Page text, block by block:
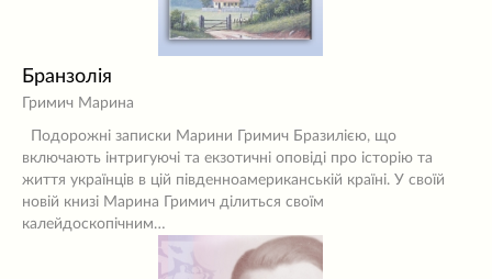
Бранзолія
Гримич Марина
Подорожні записки Марини Гримич Бразилією, що
включають інтригуючі та екзотичні оповіді про історію та
життя українців в цій південноамериканській країні. У своїй
новій книзі Марина Гримич ділиться своїм
калейдоскопічним…